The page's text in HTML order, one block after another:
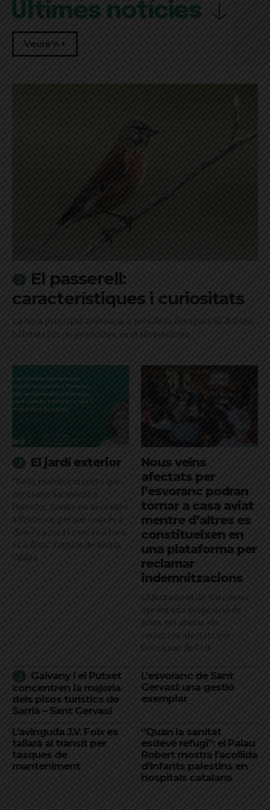
Últimes notícies
Veure'n +
El passerell:
característiques i curiositats
La seva principal amenaça, a més de la desaparició del seu
hàbitat i l'ús de pesticides, és el silvestrisme
El jardí exterior
"De la mateixa manera que
necessito harmonia a
l’interior, també en necessito
a l’exterior, perquè com és a
dins és a fora i com és a fora
és a dins": l'article de Glòria
Vilalta
Nous veïns
afectats per
l’esvoranc podran
tornar a casa aviat
mentre d’altres es
constitueixen en
una plataforma per
reclamar
indemnitzacions
L’Ajuntament de Barcelona
aprova una proposició de
Junts per ajudar els
comerços afectats per
l'esvoranc de l'L9
Galvany i el Putxet
concentren la majoria
dels pisos turístics de
Sarrià – Sant Gervasi
L’esvoranc de Sant
Gervasi: una gestió
exemplar
L’avinguda J.V. Foix es
tallarà al trànsit per
tasques de
manteniment
“Quan la sanitat
esdevé refugi”: el Palau
Robert mostra l’acollida
d’infants palestins en
hospitals catalans